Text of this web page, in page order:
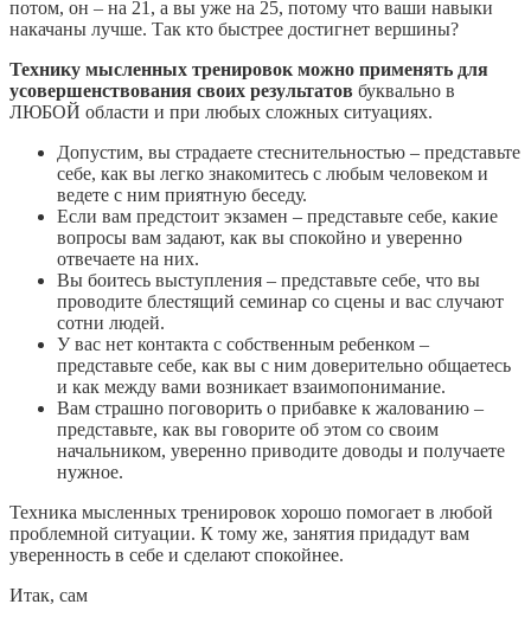
потом, он – на 21, а вы уже на 25, потому что ваши навыки
накачаны лучше. Так кто быстрее достигнет вершины?
Технику мысленных тренировок можно применять для
усовершенствования своих результатов буквально в
ЛЮБОЙ области и при любых сложных ситуациях.
Допустим, вы страдаете стеснительностью – представьте
себе, как вы легко знакомитесь с любым человеком и
ведете с ним приятную беседу.
Если вам предстоит экзамен – представьте себе, какие
вопросы вам задают, как вы спокойно и уверенно
отвечаете на них.
Вы боитесь выступления – представьте себе, что вы
проводите блестящий семинар со сцены и вас случают
сотни людей.
У вас нет контакта с собственным ребенком –
представьте себе, как вы с ним доверительно общаетесь
и как между вами возникает взаимопонимание.
Вам страшно поговорить о прибавке к жалованию –
представьте, как вы говорите об этом со своим
начальником, уверенно приводите доводы и получаете
нужное.
Техника мысленных тренировок хорошо помогает в любой
проблемной ситуации. К тому же, занятия придадут вам
уверенность в себе и сделают спокойнее.
Итак, сам